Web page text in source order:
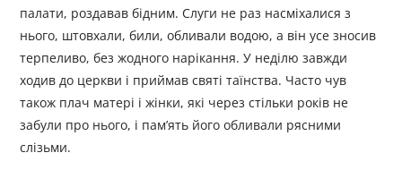
палати, роздавав бідним. Слуги не раз насміхалися з
нього, штовхали, били, обливали водою, а він усе зносив
терпеливо, без жодного нарікання. У неділю завжди
ходив до церкви і приймав святі таїнства. Часто чув
також плач матері і жінки, які через стільки років не
забули про нього, і пам’ять його обливали рясними
слізьми.